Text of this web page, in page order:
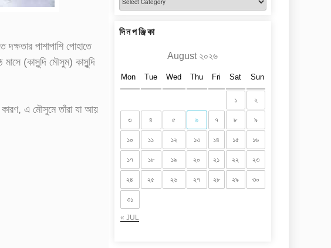
পাশাপাশি পোহাতে
(কাসুন্দি মৌসুম) কাসুন্দি
কারণ, এ মৌসুমে তাঁরা যা আয়
দিনপঞ্জিকা
August ২০২৬
Mon Tue Wed Thu Fri Sat Sun
« JUL
১ ২
৩ ৪ ৫ ৬ ৭ ৮ ৯
১০ ১১ ১২ ১৩ ১৪ ১৫ ১৬
১৭ ১৮ ১৯ ২০ ২১ ২২ ২৩
২৪ ২৫ ২৬ ২৭ ২৮ ২৯ ৩০
৩১